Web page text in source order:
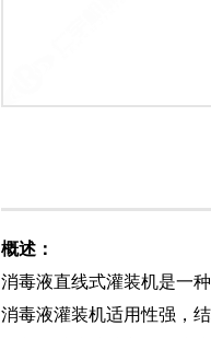
概述：
消毒液直线式灌装机是一
消毒液灌装机适用性强，